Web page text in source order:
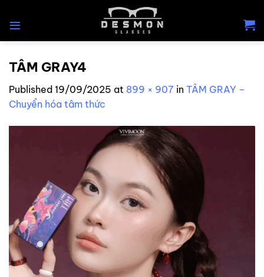
TÂM GRAY4
Published 19/09/2025 at 899 × 907 in TÂM GRAY –
Chuyển hóa tâm thức